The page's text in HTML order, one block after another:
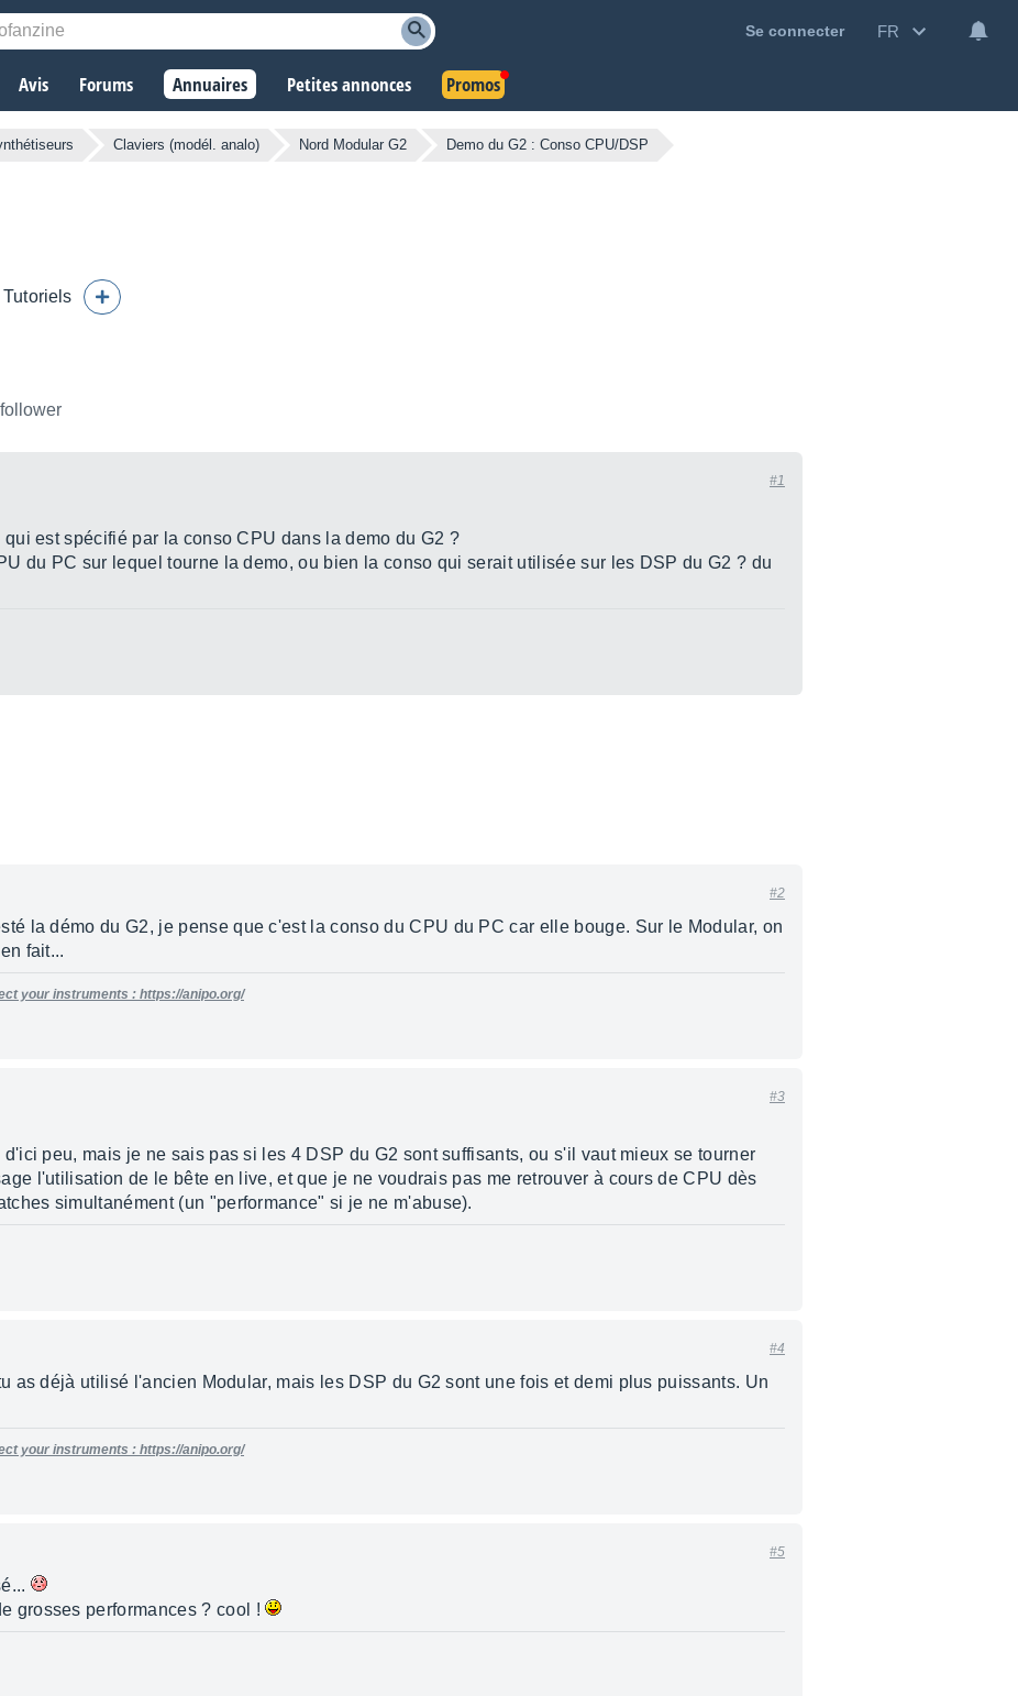
Se connecter FR
Avis Forums Annuaires Petites annonces Promos
Claviers (modél. analo) Nord Modular G2 Demo du G2 : Conso CPU/DSP
Tutoriels
#1
est spécifié par la conso CPU dans la demo du G2 ?
du PC sur lequel tourne la demo, ou bien la conso qui serait utilisée sur les DSP du G2 ? du
#2
la démo du G2, je pense que c'est la conso du CPU du PC car elle bouge. Sur le Modular, on
fait...
your instruments : https://anipo.org/
#3
peu, mais je ne sais pas si les 4 DSP du G2 sont suffisants, ou s'il vaut mieux se tourner
l'utilisation de le bête en live, et que je ne voudrais pas me retrouver à cours de CPU dès
simultanément (un "performance" si je ne m'abuse).
#4
as déjà utilisé l'ancien Modular, mais les DSP du G2 sont une fois et demi plus puissants. Un
your instruments : https://anipo.org/
#5
grosses performances ? cool !